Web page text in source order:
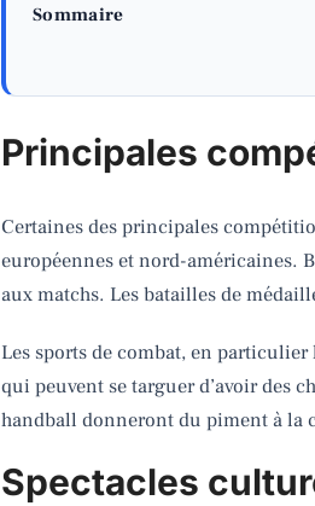
Sommaire
Principales
Certaines des principales
européennes et nord-américaines.
aux matchs. Les batailles de
Les sports de combat, en
qui peuvent se targuer d’avoir des
handball donneront du piment à la
Spectacles